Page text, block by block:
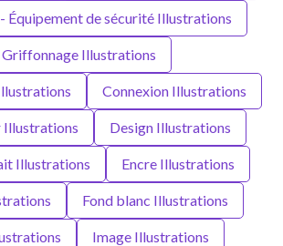
de sécurité Illustrations
Griffonnage Illustrations
Connexion Illustrations
Design Illustrations
Illustrations Encre Illustrations
Fond blanc Illustrations
Image Illustrations